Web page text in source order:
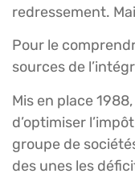
redressement.
Pour le
sources de
Mis en place
d’optimiser
groupe de
des unes les